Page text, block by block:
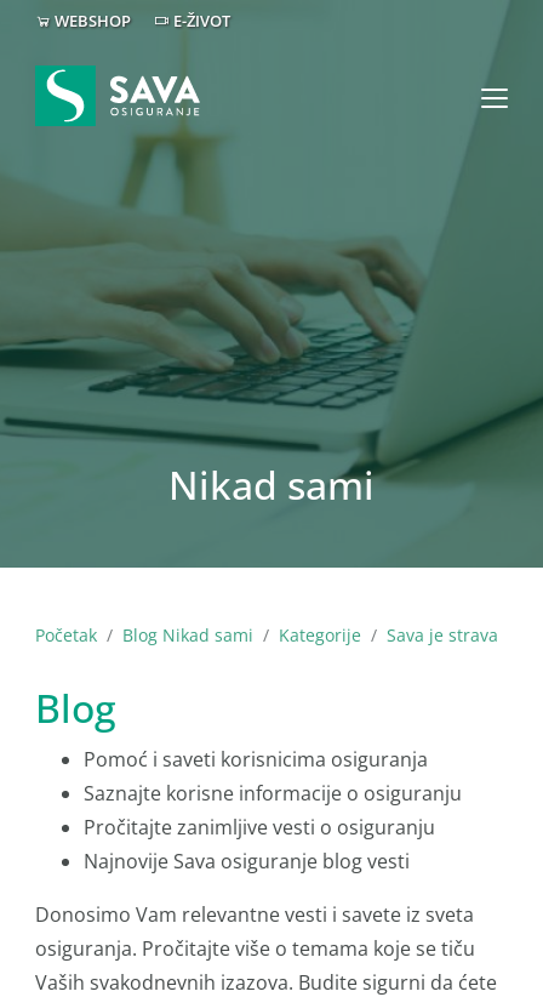
WEBSHOP E-ŽIVOT
Nikad sami
Početak Blog Nikad sami Kategorije Sava je strava
Blog
Pomoć i saveti korisnicima osiguranja
Saznajte korisne informacije o osiguranju
Pročitajte zanimljive vesti o osiguranju
Najnovije Sava osiguranje blog vesti
Donosimo Vam relevantne vesti i savete iz sveta
osiguranja. Pročitajte više o temama koje se tiču
Vaših svakodnevnih izazova. Budite sigurni da ćete